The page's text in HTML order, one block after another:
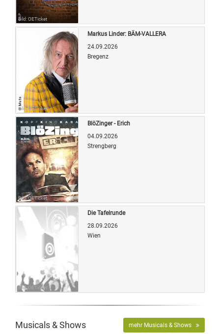
Bild: OETicket
Bild: OETicket
Markus Linder: BÄM-VALLERA
24.09.2026
Bregenz
Bild: OETicket
BlöZinger - Erich
04.09.2026
Strengberg
Bild: OETicket
Die Tafelrunde
28.09.2026
Wien
Musicals & Shows mehr Musicals & Shows